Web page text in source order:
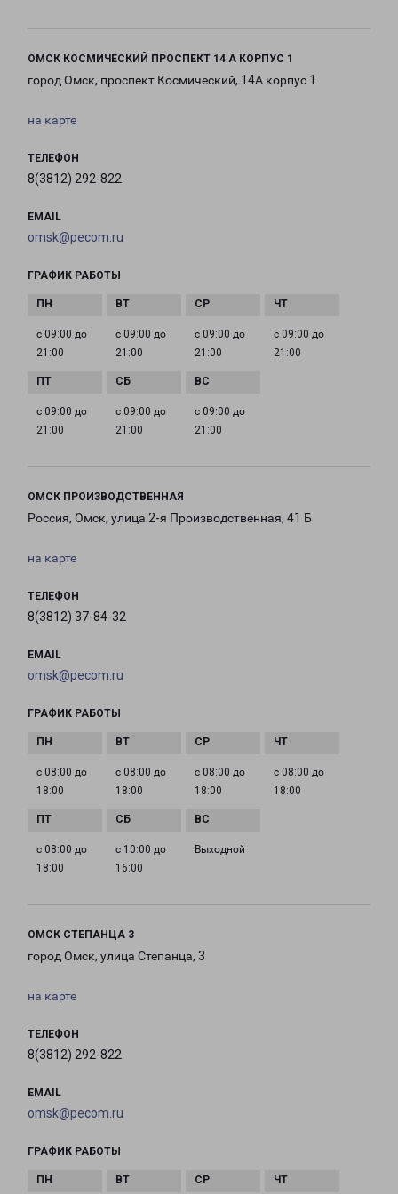
ОМСК КОСМИЧЕСКИЙ ПРОСПЕКТ 14 А КОРПУС 1
город Омск, проспект Космический, 14А корпус 1
на карте
ТЕЛЕФОН
8(3812) 292-822
EMAIL
omsk@pecom.ru
ГРАФИК РАБОТЫ
с 09:00 до
21:00
с 09:00 до
21:00
с 09:00 до
21:00
с 09:00 до
21:00
с 09:00 до
21:00
с 09:00 до
21:00
с 09:00 до
21:00
ОМСК ПРОИЗВОДСТВЕННАЯ
Россия, Омск, улица 2-я Производственная, 41 Б
на карте
ТЕЛЕФОН
8(3812) 37-84-32
EMAIL
omsk@pecom.ru
ГРАФИК РАБОТЫ
с 08:00 до
18:00
с 08:00 до
18:00
с 08:00 до
18:00
с 08:00 до
18:00
с 08:00 до
18:00
с 10:00 до
16:00
Выходной
ОМСК СТЕПАНЦА 3
город Омск, улица Степанца, 3
на карте
ТЕЛЕФОН
8(3812) 292-822
EMAIL
omsk@pecom.ru
ГРАФИК РАБОТЫ